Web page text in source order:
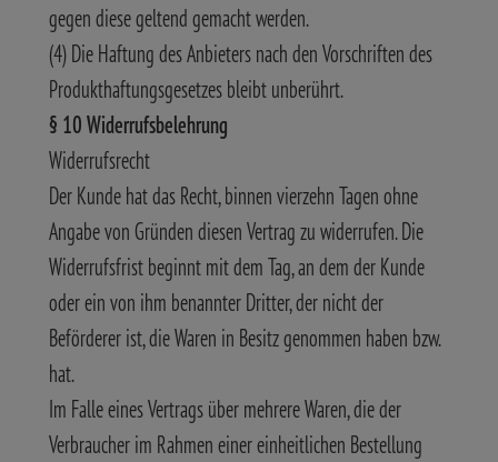
gegen diese geltend gemacht werden.
(4) Die Haftung des Anbieters nach den Vorschriften des
Produkthaftungsgesetzes bleibt unberührt.
§ 10 Widerrufsbelehrung
Widerrufsrecht
Der Kunde hat das Recht, binnen vierzehn Tagen ohne
Angabe von Gründen diesen Vertrag zu widerrufen. Die
Widerrufsfrist beginnt mit dem Tag, an dem der Kunde
oder ein von ihm benannter Dritter, der nicht der
Beförderer ist, die Waren in Besitz genommen haben bzw.
hat.
Im Falle eines Vertrags über mehrere Waren, die der
Verbraucher im Rahmen einer einheitlichen Bestellung